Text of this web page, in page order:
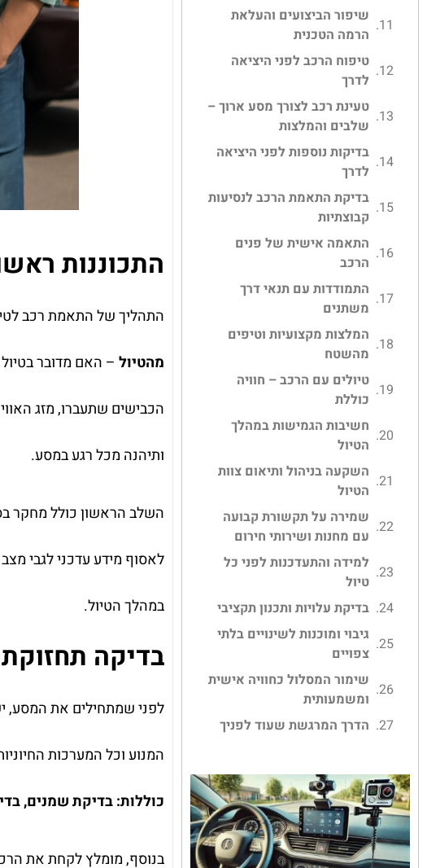
שיפור הביצועים והעלאת
הרמה הטכנית
טיפוח הרכב לפני היציאה
לדרך
טעינת רכב לצורך מסע ארוך –
שלבים והמלצות
בדיקות נוספות לפני היציאה
לדרך
בדיקת התאמת הרכב לנסיעות
קבוצתיות
התאמה אישית של פנים
הרכב
התמודדות עם תנאי דרך
משתנים
המלצות מקצועיות וטיפים
מהשטח
טיולים עם הרכב – חוויה
כוללת
חשיבות הגמישות במהלך
הטיול
השקעה בניהול ותיאום צוות
הטיול
שמירה על תקשורת קבועה
עם מחנות ושירותי חירום
למידה והתעדכנות לפני כל
טיול
בדיקת עלויות ותכנון תקציבי
גיבוי ומוכנות לשינויים בלתי
צפויים
שימור המסלול כחוויה אישית
ומשמעותית
הדרך המרגשת שעוד לפניך
התכוננות
התהליך של התאמת רכב
מהטיול– האם מדובר
הכבישים שתעברו, מזג
ותיהנה מכל רגע במסע.
השלב הראשון כולל מחקר
לאסוף מידע עדכני לגבי
במהלך הטיול.
בדיקה
לפני שמתחילים את המסע,
המנוע וכל המערכות
כוללות: בדיקת שמנים,
בנוסף, מומלץ לקחת את